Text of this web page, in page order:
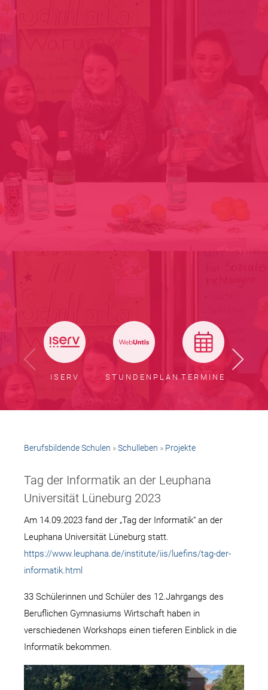
ISERV STUNDENPLAN TERMINE
Berufsbildende Schulen »Schulleben » Projekte
Tag der Informatik an der Leuphana
Universität Lüneburg 2023
Am 14.09.2023 fand der „Tag der Informatik“ an der
Leuphana Universität Lüneburg statt.
https://www.leuphana.de/institute/iis/luefins/tag-der-
informatik.html
33 Schülerinnen und Schüler des 12.Jahrgangs des
Beruflichen Gymnasiums Wirtschaft haben in
verschiedenen Workshops einen tieferen Einblick in die
Informatik bekommen.